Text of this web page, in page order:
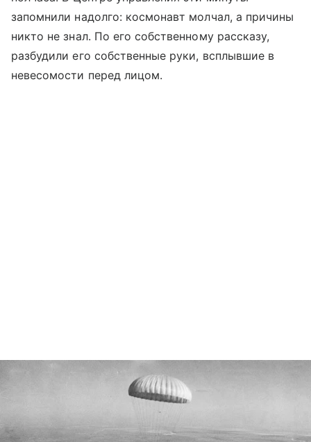
запомнили надолго: космонавт молчал, а причины
никто не знал. По его собственному рассказу,
разбудили его собственные руки, всплывшие в
невесомости перед лицом.